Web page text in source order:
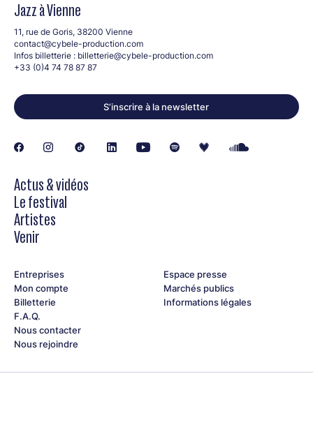
restés, témoins d’une Syrie qui rêve toujours de retrouver sa
Jazz à Vienne
11, rue de Goris, 38200 Vienne
contact@cybele-production.com
Infos billetterie : billetterie@cybele-production.com
+33 (0)4 74 78 87 87
S’inscrire à la newsletter
Actus & vidéos
Le festival
Artistes
Venir
Entreprises
Mon compte
Billetterie
F.A.Q.
Nous contacter
Nous rejoindre
Espace presse
Marchés publics
Informations légales